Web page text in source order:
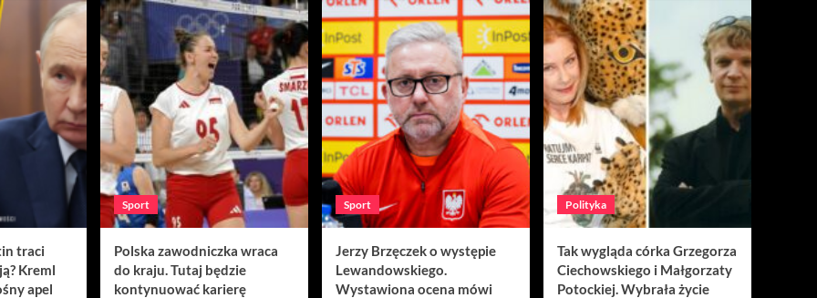
traci
Kreml
apel
Sport
Polska zawodniczka wraca
do kraju. Tutaj będzie
kontynuować karierę
Sport
Jerzy Brzęczek o występie
Lewandowskiego.
Wystawiona ocena mówi
Polityka
Tak wygląda córka Grzegorza
Ciechowskiego i Małgorzaty
Potockiej. Wybrała życie